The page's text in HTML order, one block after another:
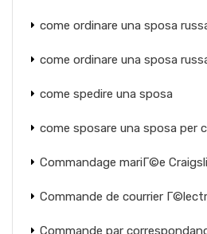
come ordinare una sposa
come ordinare una sposa
come spedire una sposa
come sposare una sposa per
Commandage mariГ©e
Commande de courrier
Commande par